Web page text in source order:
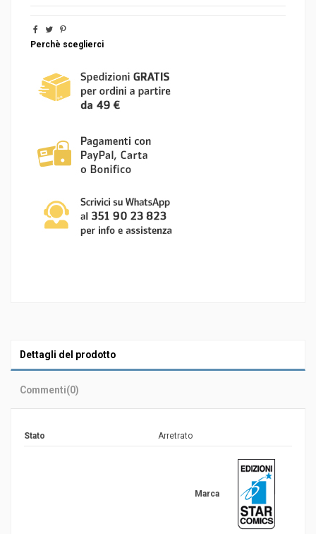
Perchè sceglierci
Dettagli del prodotto
Commenti(0)
Stato Arretrato
Marca